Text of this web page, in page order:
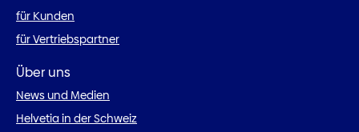
für Kunden
für Vertriebspartner
Über uns
News und Medien
Helvetia in der Schweiz